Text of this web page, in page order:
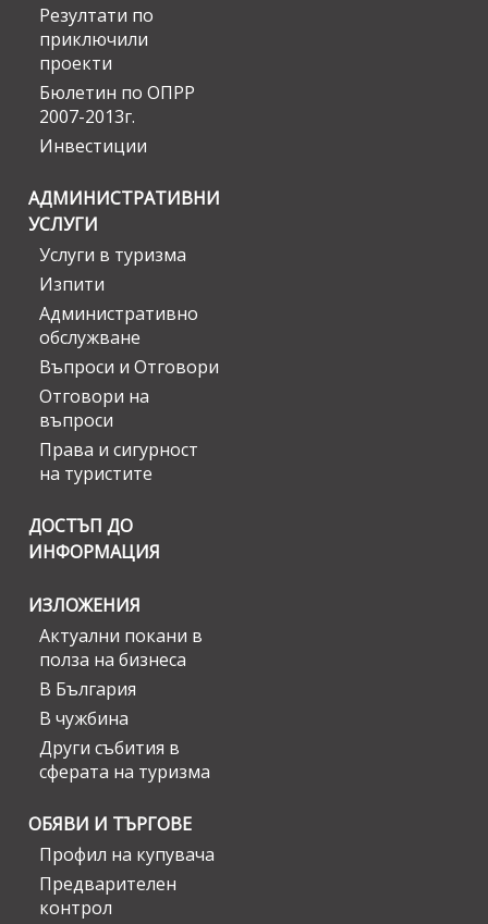
Резултати по
приключили
проекти
Бюлетин по ОПРР
2007-2013г.
Инвестиции
АДМИНИСТРАТИВНИ
УСЛУГИ
Услуги в туризма
Изпити
Административно
обслужване
Въпроси и Отговори
Отговори на
въпроси
Права и сигурност
на туристите
ДОСТЪП ДО
ИНФОРМАЦИЯ
ИЗЛОЖЕНИЯ
Актуални покани в
полза на бизнеса
В България
В чужбина
Други събития в
сферата на туризма
ОБЯВИ И ТЪРГОВЕ
Профил на купувача
Предварителен
контрол